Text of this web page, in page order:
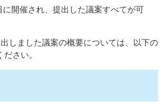
開催され、提出した議案すべてが可
しました議案の概要については、以下の
さい。